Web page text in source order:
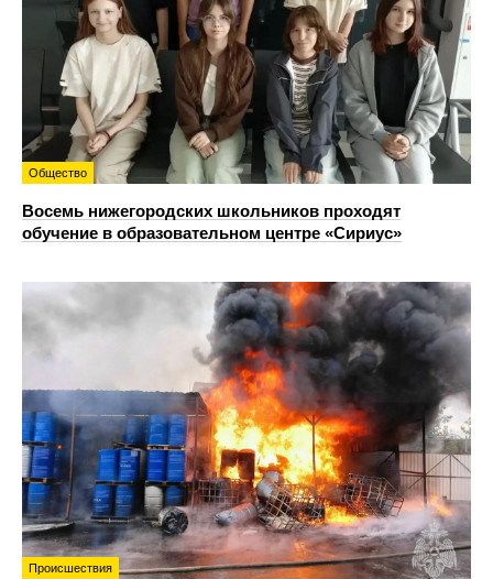
Общество
Восемь нижегородских школьников проходят
обучение в образовательном центре «Сириус»
Происшествия